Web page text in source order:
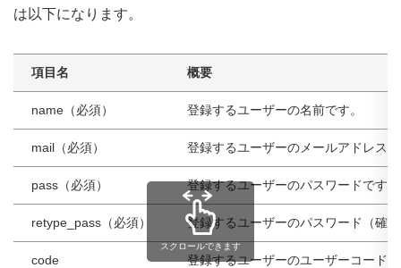
は以下になります。
項目名 概要
name（必須） 登録するユーザーの名前です。
mail（必須） 登録するユーザーのメールアドレス
pass（必須） 登録するユーザーのパスワードです
retype_pass（必須） 登録するユーザーのパスワード（確
code 登録するユーザーのユーザーコード
スクロールできます